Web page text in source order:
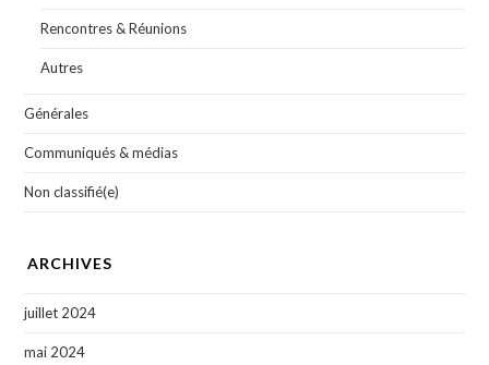
Rencontres & Réunions
Autres
Générales
Communiqués & médias
Non classifié(e)
ARCHIVES
juillet 2024
mai 2024